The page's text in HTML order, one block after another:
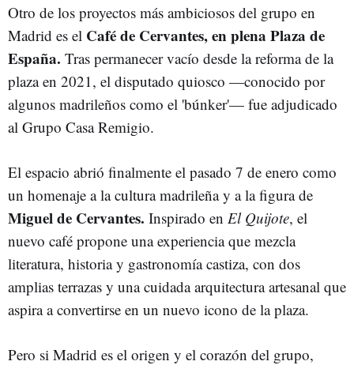
Otro de los proyectos más ambiciosos del grupo en
Madrid es el Café de Cervantes, en plena Plaza de
España. Tras permanecer vacío desde la reforma de la
plaza en 2021, el disputado quiosco —conocido por
algunos madrileños como el 'búnker'— fue adjudicado
al Grupo Casa Remigio.
El espacio abrió finalmente el pasado 7 de enero como
un homenaje a la cultura madrileña y a la figura de
Miguel de Cervantes. Inspirado en El Quijote, el
nuevo café propone una experiencia que mezcla
literatura, historia y gastronomía castiza, con dos
amplias terrazas y una cuidada arquitectura artesanal que
aspira a convertirse en un nuevo icono de la plaza.
Pero si Madrid es el origen y el corazón del grupo,